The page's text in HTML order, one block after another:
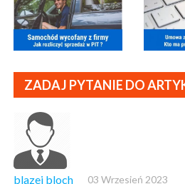
ZADAJ PYTANIE DO
blazej bloch 03 Wrzesień 2023